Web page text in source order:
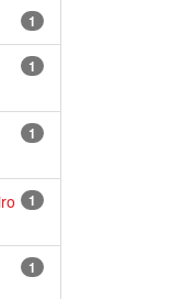
1
1
1
1
1